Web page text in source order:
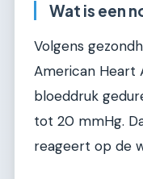
Wat is een
Volgens
American Heart
bloeddruk
tot 20 mmHg.
reageert op de